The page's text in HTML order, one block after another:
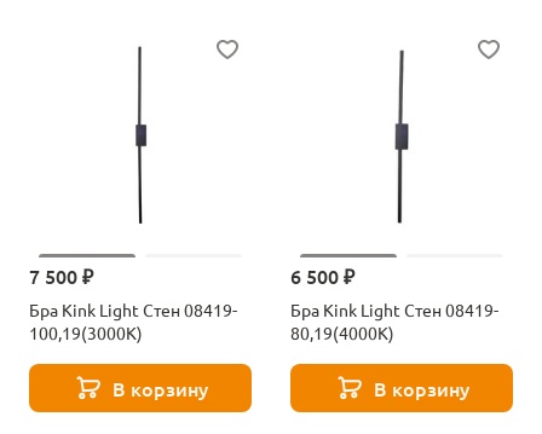
7 500 ₽
Бра Kink Light Стен 08419-
100,19(3000K)
В корзину
6 500 ₽
Бра Kink Light Стен 08419-
80,19(4000K)
В корзину